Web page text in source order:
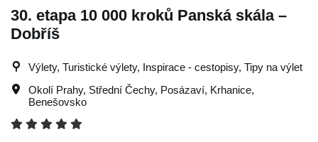
30. etapa 10 000 kroků Panská skála –
Dobříš
Výlety, Turistické výlety, Inspirace - cestopisy, Tipy na výlet
Okolí Prahy, Střední Čechy, Posázaví, Krhanice,
Benešovsko